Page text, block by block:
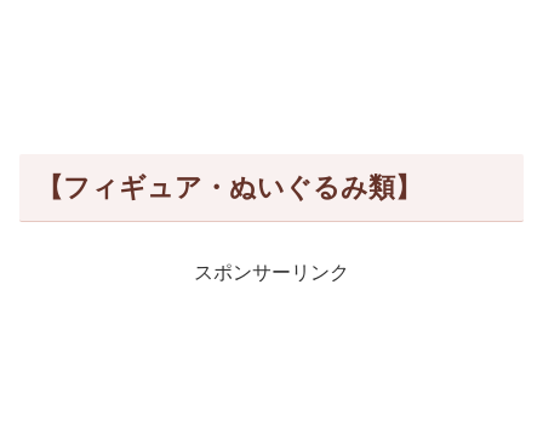
【フィギュア・ぬいぐるみ類】
スポンサーリンク